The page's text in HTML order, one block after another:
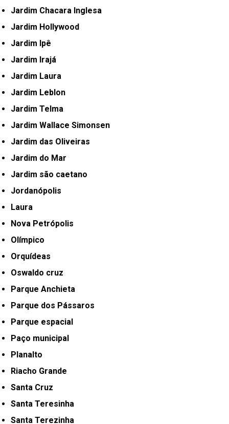
Jardim Chacara Inglesa
Jardim Hollywood
Jardim Ipê
Jardim Irajá
Jardim Laura
Jardim Leblon
Jardim Telma
Jardim Wallace Simonsen
Jardim das Oliveiras
Jardim do Mar
Jardim são caetano
Jordanópolis
Laura
Nova Petrópolis
Olímpico
Orquídeas
Oswaldo cruz
Parque Anchieta
Parque dos Pássaros
Parque espacial
Paço municipal
Planalto
Riacho Grande
Santa Cruz
Santa Teresinha
Santa Terezinha